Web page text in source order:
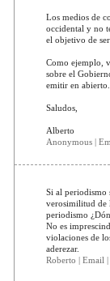
Los medios de
occidental y no
el objetivo de
Como ejemplo,
sobre el
emitir en abierto.
Saludos,
Alberto
Anonymous |
Si al periodismo
verosimilitud de
periodismo
No es
violaciones de
aderezar.
Roberto | Email